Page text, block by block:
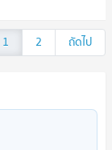
1 2 ถัดไป